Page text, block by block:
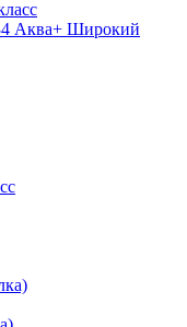
Аква+ Широкий